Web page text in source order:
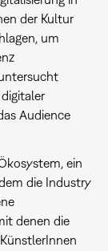
der Kultur
um
Audience
ein
die Industry
denen die